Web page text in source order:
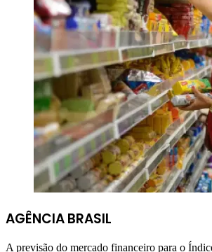
AGÊNCIA BRASIL
A previsão do mercado financeiro para o